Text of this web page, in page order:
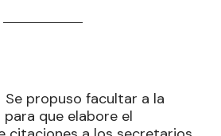
Se propuso facultar a la
que elabore el